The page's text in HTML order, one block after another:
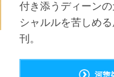
付き添うディーン
シャルルを苦しめ
刊。
河惣